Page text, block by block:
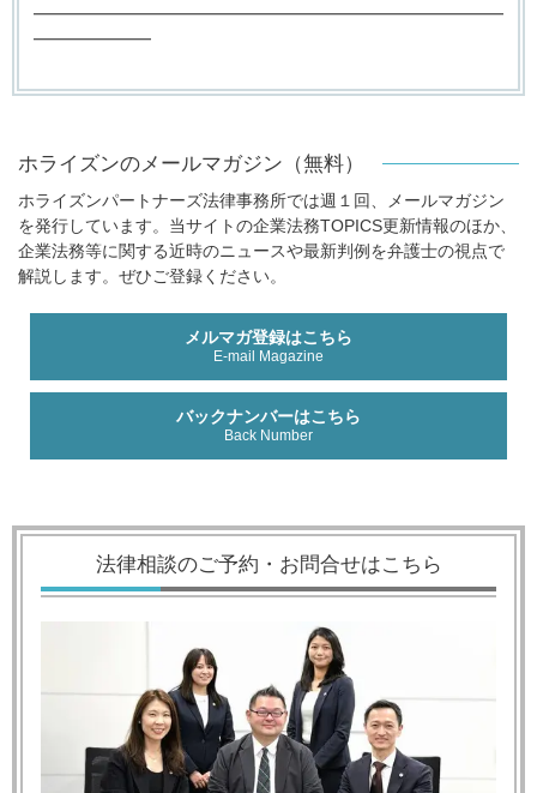
━━━━━━━━━━━━━━━━━━━━━━━━━━━━
━━━━━━━
ホライズンのメールマガジン（無料）
ホライズンパートナーズ法律事務所では週１回、メールマガジン
を発行しています。当サイトの企業法務TOPICS更新情報のほか、
企業法務等に関する近時のニュースや最新判例を弁護士の視点で
解説します。ぜひご登録ください。
メルマガ登録はこちら
E-mail Magazine
バックナンバーはこちら
Back Number
法律相談のご予約・お問合せはこちら